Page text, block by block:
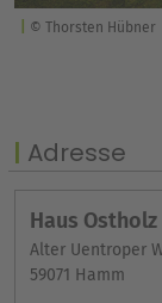
© Thorsten Hübner
Adresse
Haus Ostholz
Alter Uentroper
59071 Hamm